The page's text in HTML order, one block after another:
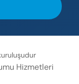
Kuruluşudur.
Hizmetleri